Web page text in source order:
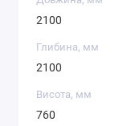
2100
Глибина, мм
2100
Висота, мм
760